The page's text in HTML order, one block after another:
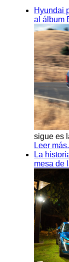
Hyundai
al álbum
sigue es
Leer
La
mesa de